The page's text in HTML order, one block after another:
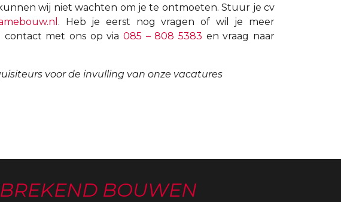
wij niet wachten om je te ontmoeten. Stuur je cv
. Heb je eerst nog vragen of wil je meer
contact met ons op via 085 – 808 5383 en vraag naar
voor de invulling van onze vacatures
BOUWEN